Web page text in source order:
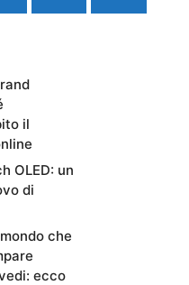
il
OLED: un
di
che
ecco